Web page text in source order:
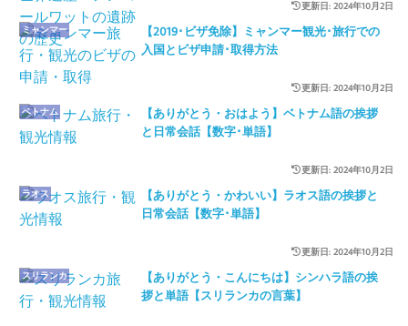
更新日: 2024年10月2日
【2019･ビザ免除】ミャンマー観光･旅行での
入国とビザ申請･取得方法
ミャンマー
更新日: 2024年10月2日
【ありがとう・おはよう】ベトナム語の挨拶
と日常会話【数字･単語】
ベトナム
更新日: 2024年10月2日
【ありがとう・かわいい】ラオス語の挨拶と
日常会話【数字･単語】
ラオス
更新日: 2024年10月2日
【ありがとう・こんにちは】シンハラ語の挨
拶と単語【スリランカの言葉】
スリランカ